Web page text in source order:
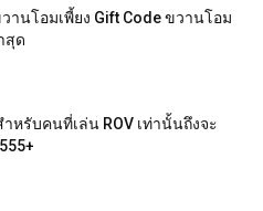
านโอมเพี้ยง Gift Code ขวานโอม
สุด
หรับคนที่เล่น ROV เท่านั้นถึงจะ